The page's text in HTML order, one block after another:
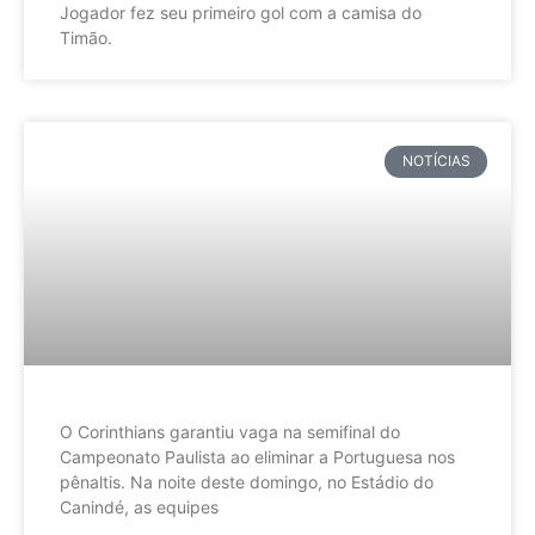
Jogador fez seu primeiro gol com a camisa do
Timão.
NOTÍCIAS
O Corinthians garantiu vaga na semifinal do
Campeonato Paulista ao eliminar a Portuguesa nos
pênaltis. Na noite deste domingo, no Estádio do
Canindé, as equipes